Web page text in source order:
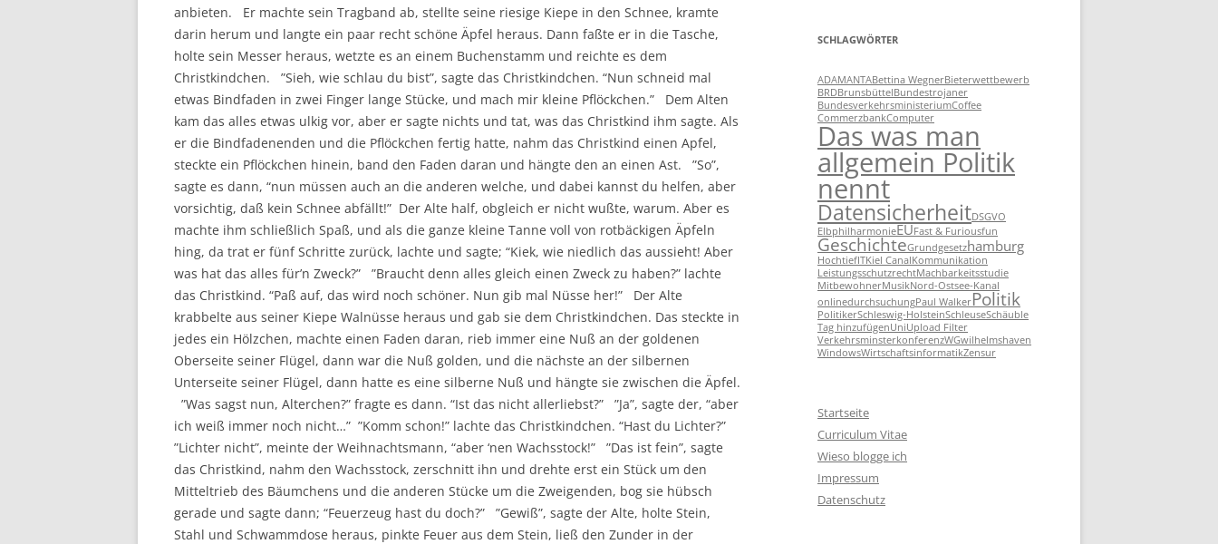
anbieten. Er machte sein Tragband ab, stellte seine riesige Kiepe in den Schnee, kramte
darin herum und langte ein paar recht schöne Äpfel heraus. Dann faßte er in die Tasche,
holte sein Messer heraus, wetzte es an einem Buchenstamm und reichte es dem
Christkindchen. ”Sieh, wie schlau du bist”, sagte das Christkindchen. “Nun schneid mal
etwas Bindfaden in zwei Finger lange Stücke, und mach mir kleine Pflöckchen.” Dem Alten
kam das alles etwas ulkig vor, aber er sagte nichts und tat, was das Christkind ihm sagte. Als
er die Bindfadenenden und die Pflöckchen fertig hatte, nahm das Christkind einen Apfel,
steckte ein Pflöckchen hinein, band den Faden daran und hängte den an einen Ast. ”So”,
sagte es dann, “nun müssen auch an die anderen welche, und dabei kannst du helfen, aber
vorsichtig, daß kein Schnee abfällt!” Der Alte half, obgleich er nicht wußte, warum. Aber es
machte ihm schließlich Spaß, und als die ganze kleine Tanne voll von rotbäckigen Äpfeln
hing, da trat er fünf Schritte zurück, lachte und sagte; “Kiek, wie niedlich das aussieht! Aber
was hat das alles für’n Zweck?” ”Braucht denn alles gleich einen Zweck zu haben?” lachte
das Christkind. “Paß auf, das wird noch schöner. Nun gib mal Nüsse her!” Der Alte
krabbelte aus seiner Kiepe Walnüsse heraus und gab sie dem Christkindchen. Das steckte in
jedes ein Hölzchen, machte einen Faden daran, rieb immer eine Nuß an der goldenen
Oberseite seiner Flügel, dann war die Nuß golden, und die nächste an der silbernen
Unterseite seiner Flügel, dann hatte es eine silberne Nuß und hängte sie zwischen die Äpfel.
”Was sagst nun, Alterchen?” fragte es dann. “Ist das nicht allerliebst?” ”Ja”, sagte der, “aber
ich weiß immer noch nicht…” ”Komm schon!” lachte das Christkindchen. “Hast du Lichter?”
”Lichter nicht”, meinte der Weihnachtsmann, “aber ‘nen Wachsstock!” ”Das ist fein”, sagte
das Christkind, nahm den Wachsstock, zerschnitt ihn und drehte erst ein Stück um den
Mitteltrieb des Bäumchens und die anderen Stücke um die Zweigenden, bog sie hübsch
gerade und sagte dann; “Feuerzeug hast du doch?” ”Gewiß”, sagte der Alte, holte Stein,
Stahl und Schwammdose heraus, pinkte Feuer aus dem Stein, ließ den Zunder in der
SCHLAGWÖRTER
ADAMANTABettina WegnerBieterwettbewerb
BRDBrunsbüttelBundestrojaner
BundesverkehrsministeriumCoffee
CommerzbankComputer
Das was man
allgemein Politik
nennt
DatensicherheitDSGVO
ElbphilharmonieEUFast & Furiousfun
GeschichteGrundgesetzhamburg
HochtiefITKiel CanalKommunikation
LeistungsschutzrechtMachbarkeitsstudie
MitbewohnerMusikNord-Ostsee-Kanal
onlinedurchsuchungPaul WalkerPolitik
PolitikerSchleswig-HolsteinSchleuseSchäuble
Tag hinzufügenUniUpload Filter
VerkehrsminsterkonferenzWGwilhelmshaven
WindowsWirtschaftsinformatikZensur
Startseite
Curriculum Vitae
Wieso blogge ich
Impressum
Datenschutz